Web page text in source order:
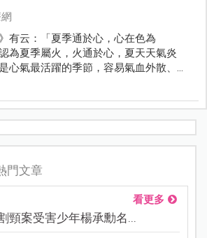
有云：「夏季通於心，心在色為
為夏季屬火，火通於心，夏天天氣炎
心氣最活躍的季節，容易氣血外散、
於「清熱養心安神」。
門文章
看更多
頸案受害少年楊承勳名...